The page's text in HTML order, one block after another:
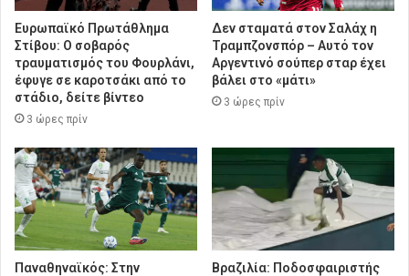
Ευρωπαϊκό Πρωτάθλημα
Στίβου: Ο σοβαρός
τραυματισμός του Φουρλάνι,
έφυγε σε καροτσάκι από το
στάδιο, δείτε βίντεο
3 ώρες πρίν
Δεν σταματά στον Σαλάχ η
Τραμπζονσπόρ – Αυτό τον
Αργεντινό σούπερ σταρ έχει
βάλει στο «μάτι»
3 ώρες πρίν
Παναθηναϊκός: Στην
Βραζιλία: Ποδοσφαιριστής